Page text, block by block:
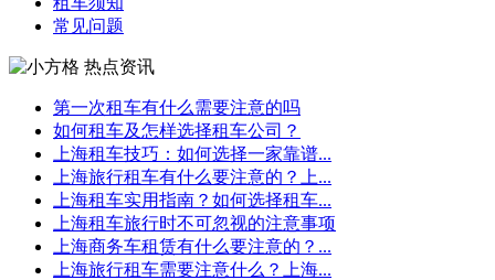
常见问题
热点资讯
第一次租车有什么需要注意的吗
如何租车及怎样选择租车公司？
上海租车技巧：如何选择一家靠谱...
上海旅行租车有什么要注意的？上...
上海租车实用指南？如何选择租车...
上海租车旅行时不可忽视的注意事项
上海商务车租赁有什么要注意的？...
上海旅行租车需要注意什么？上海...